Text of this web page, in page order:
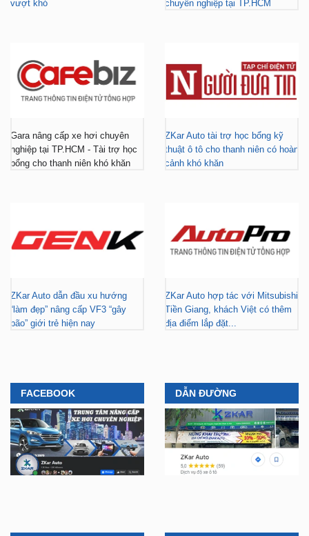
vượt khó chuyên nghiệp tại TP.HCM
Gara nâng cấp xe hơi chuyên
nghiệp tại TP.HCM - Tài trợ học
bổng cho thanh niên khó khăn
ZKar Auto tài trợ học bổng kỹ
thuật ô tô cho thanh niên có hoàn
cảnh khó khăn
ZKar Auto dẫn đầu xu hướng
“làm đẹp” nâng cấp VF3 “gây
bão” giới trẻ hiện nay
ZKar Auto hợp tác với Mitsubishi
Tiền Giang, khách Việt có thêm
địa điểm lắp đặt...
FACEBOOK DẪN ĐƯỜNG